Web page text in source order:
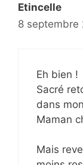
Etincelle
8 septembre
Eh bien !
Sacré
dans
Maman
Mais